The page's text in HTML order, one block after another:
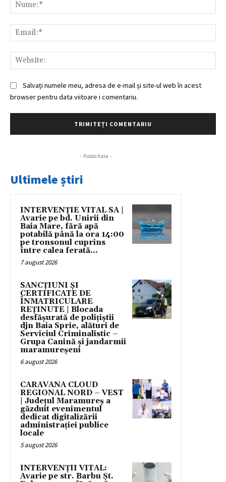
Salvați numele meu, adresa de e-mail și site-ul web în acest
browser pentru data viitoare i comentariu.
- Publicitate -
Ultimele știri
INTERVENȚIE VITAL SA |
Avarie pe bd. Unirii din
Baia Mare, fără apă
potabilă până la ora 14:00
pe tronsonul cuprins
între calea ferată...
7 august 2026
SANCȚIUNI ȘI
CERTIFICATE DE
ÎNMATRICULARE
REȚINUTE | Blocada
desfășurată de polițiștii
djn Baia Sprie, alături de
Serviciul Criminalistic –
Grupa Canină și jandarmii
maramureșeni
6 august 2026
CARAVANA CLOUD
REGIONAL NORD – VEST
| Județul Maramureș a
găzduit evenimentul
dedicat digitalizării
administrației publice
locale
5 august 2026
INTERVENȚII VITAL:
Avarie pe str. Barbu Șt.